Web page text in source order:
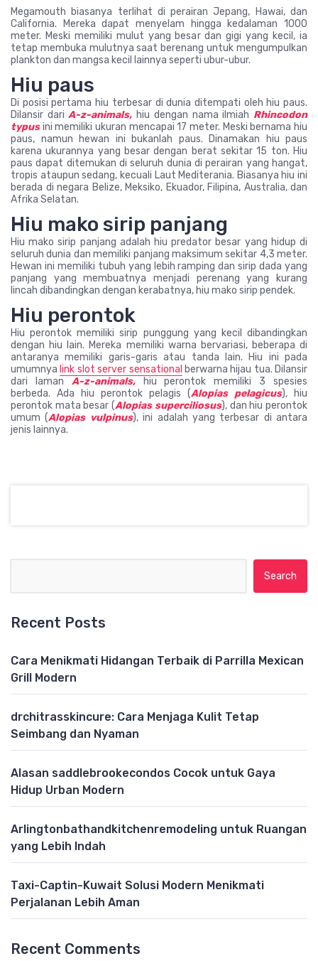
Megamouth biasanya terlihat di perairan Jepang, Hawai, dan
California. Mereka dapat menyelam hingga kedalaman 1000
meter. Meski memiliki mulut yang besar dan gigi yang kecil, ia
tetap membuka mulutnya saat berenang untuk mengumpulkan
plankton dan mangsa kecil lainnya seperti ubur-ubur.
Hiu paus
Di posisi pertama hiu terbesar di dunia ditempati oleh hiu paus.
Dilansir dariA-z-animals, hiu dengan nama ilmiah Rhincodon
typusini memiliki ukuran mencapai 17 meter. Meski bernama hiu
paus, namun hewan ini bukanlah paus. Dinamakan hiu paus
karena ukurannya yang besar dengan berat sekitar 15 ton. Hiu
paus dapat ditemukan di seluruh dunia di perairan yang hangat,
tropis ataupun sedang, kecuali Laut Mediterania. Biasanya hiu ini
berada di negara Belize, Meksiko, Ekuador, Filipina, Australia, dan
Afrika Selatan.
Hiu mako sirip panjang
Hiu mako sirip panjang adalah hiu predator besar yang hidup di
seluruh dunia dan memiliki panjang maksimum sekitar 4,3 meter.
Hewan ini memiliki tubuh yang lebih ramping dan sirip dada yang
panjang yang membuatnya menjadi perenang yang kurang
lincah dibandingkan dengan kerabatnya, hiu mako sirip pendek.
Hiu perontok
Hiu perontok memiliki sirip punggung yang kecil dibandingkan
dengan hiu lain. Mereka memiliki warna bervariasi, beberapa di
antaranya memiliki garis-garis atau tanda lain. Hiu ini pada
umumnya link slot server sensational berwarna hijau tua. Dilansir
dari laman A-z-animals,
hiu perontok memiliki 3 spesies
berbeda. Ada hiu perontok pelagis (Alopias pelagicus), hiu
perontok mata besar (Alopias superciliosus), dan hiu perontok
umum (Alopias vulpinus), ini adalah yang terbesar di antara
jenis lainnya.
Recent Posts
Cara Menikmati Hidangan Terbaik di Parrilla Mexican
Grill Modern
drchitrasskincure: Cara Menjaga Kulit Tetap
Seimbang dan Nyaman
Alasan saddlebrookecondos Cocok untuk Gaya
Hidup Urban Modern
Arlingtonbathandkitchenremodeling untuk Ruangan
yang Lebih Indah
Taxi-Captin-Kuwait Solusi Modern Menikmati
Perjalanan Lebih Aman
Recent Comments